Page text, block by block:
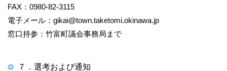
FAX：0980‐82‐3115
電子メール：gikai@town.taketomi.okinawa.jp
窓口持参：竹富町議会事務局まで
７．選考および通知